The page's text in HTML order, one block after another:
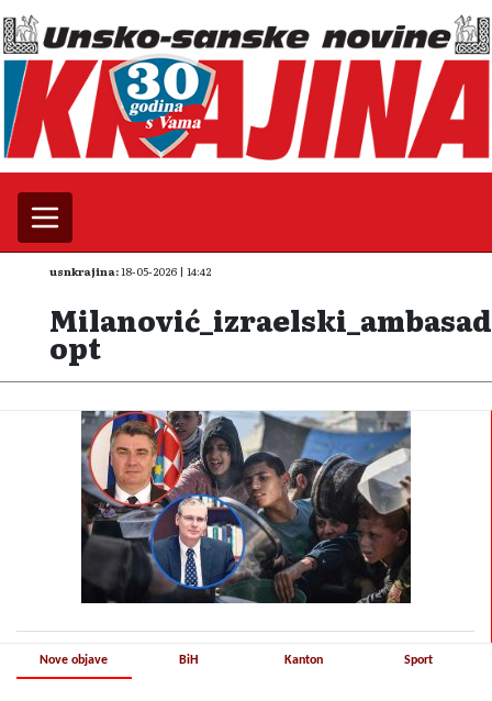
usnkrajina:18-05-2026 | 14:42
opt
Nove objave BiH Kanton Sport